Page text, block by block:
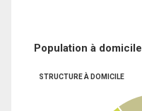
Population à domicile
STRUCTURE À DOMICILE